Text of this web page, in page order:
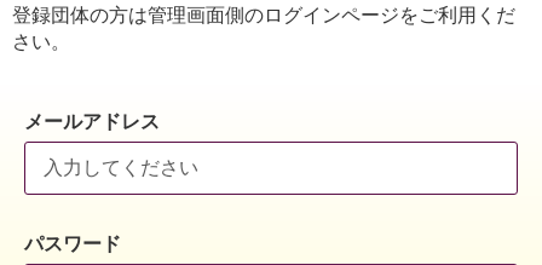
登録団体の方は管理画面側のログインページをご利用くだ
さい。
メールアドレス
パスワード